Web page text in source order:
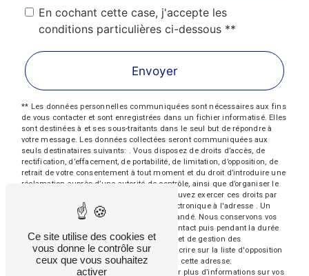
En cochant cette case, j'accepte les
conditions particulières ci-dessous **
Envoyer
** Les données personnelles communiquées sont nécessaires aux fins
de vous contacter et sont enregistrées dans un fichier informatisé. Elles
sont destinées à et ses sous-traitants dans le seul but de répondre à
votre message. Les données collectées seront communiquées aux
seuls destinataires suivants: . Vous disposez de droits d’accès, de
rectification, d’effacement, de portabilité, de limitation, d’opposition, de
retrait de votre consentement à tout moment et du droit d’introduire une
réclamation auprès d’une autorité de contrôle, ainsi que d’organiser le
sort de vos données post-mortem. Vous pouvez exercer ces droits par
voie postale à l'adresse ou par courrier électronique à l'adresse . Un
justificatif d'identité pourra vous être demandé. Nous conservons vos
données pendant la période de prise de contact puis pendant la durée
de prescription légale aux fins probatoires et de gestion des
contentieux. Vous avez le droit de vous inscrire sur la liste d'opposition
au démarchage téléphonique, disponible à cette adresse:
. Consultez le site cnil.fr pour plus d’informations sur vos
Ce site utilise des cookies et
vous donne le contrôle sur
ceux que vous souhaitez
activer